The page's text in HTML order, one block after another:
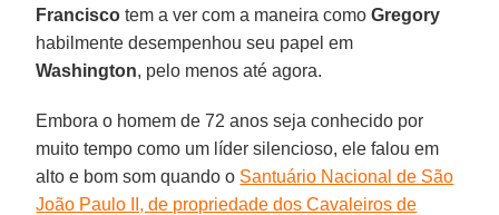
Francisco tem a ver com a maneira comoGregory
habilmente desempenhou seu papel em
Washington, pelo menos até agora.
Embora o homem de 72 anos seja conhecido por
muito tempo como um líder silencioso, ele falou em
alto e bom som quando o Santuário Nacional de São
João Paulo II, de propriedade dos Cavaleiros de